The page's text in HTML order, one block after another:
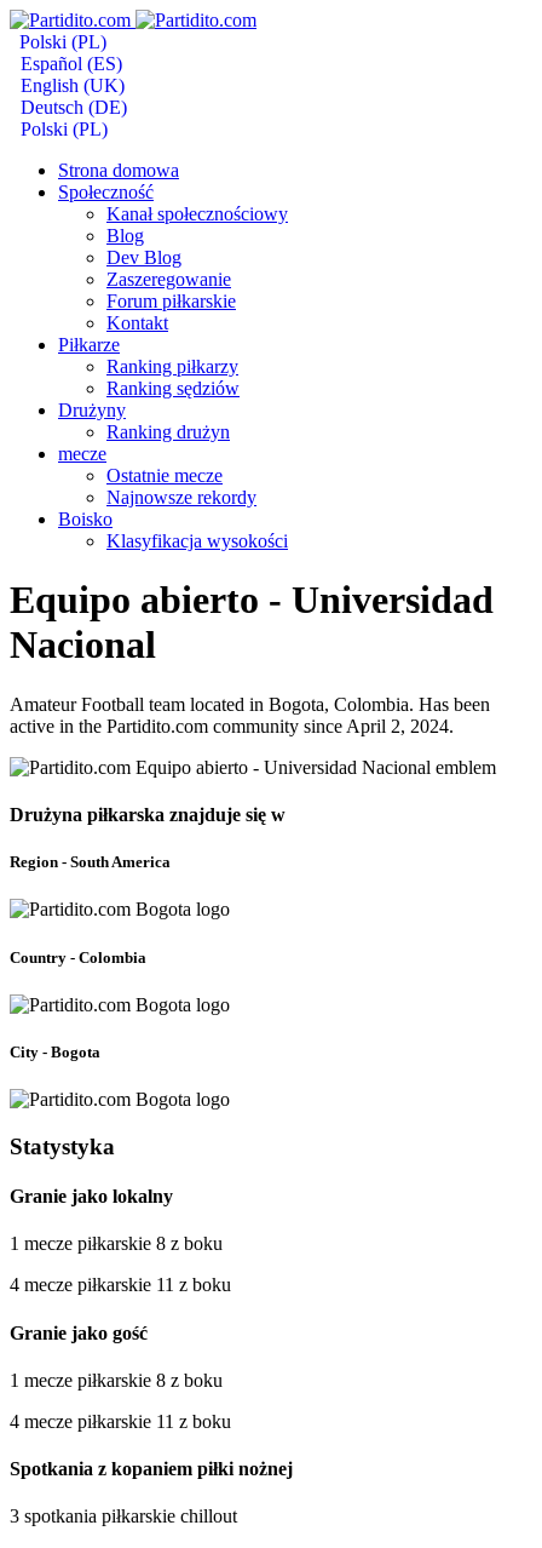
Polski (PL)
Español (ES)
English (UK)
Deutsch (DE)
Polski (PL)
Strona domowa
Społeczność
Kanał społecznościowy
Blog
Dev Blog
Zaszeregowanie
Forum piłkarskie
Kontakt
Piłkarze
Ranking piłkarzy
Ranking sędziów
Drużyny
Ranking drużyn
mecze
Ostatnie mecze
Najnowsze rekordy
Boisko
Klasyfikacja wysokości
Equipo abierto - Universidad
Nacional
Amateur Football team located in Bogota, Colombia. Has been
active in the Partidito.com community since April 2, 2024.
Drużyna piłkarska znajduje się w
Region - South America
Country - Colombia
City - Bogota
Statystyka
Granie jako lokalny
1 mecze piłkarskie 8 z boku
4 mecze piłkarskie 11 z boku
Granie jako gość
1 mecze piłkarskie 8 z boku
4 mecze piłkarskie 11 z boku
Spotkania z kopaniem piłki nożnej
3 spotkania piłkarskie chillout